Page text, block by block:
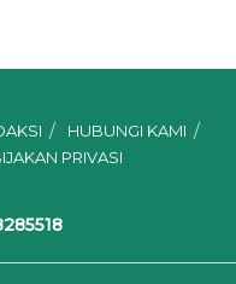
HUBUNGI KAMI
PRIVASI